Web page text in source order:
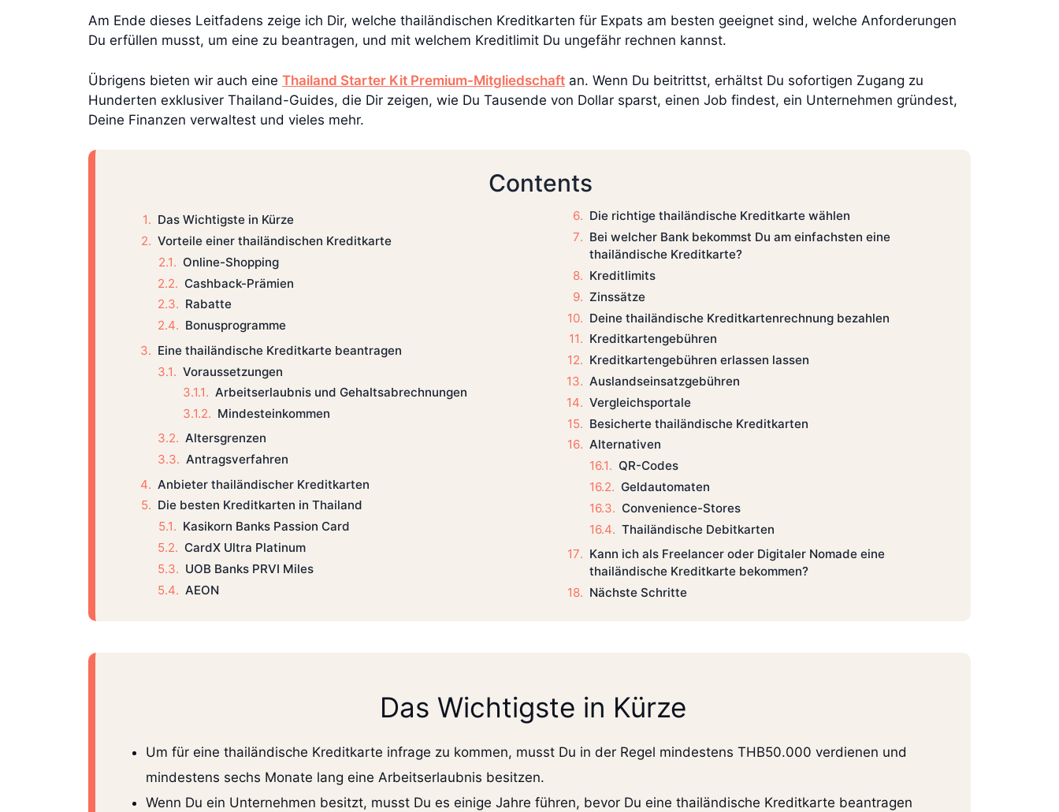
Am Ende dieses Leitfadens zeige ich Dir, welche thailändischen Kreditkarten für Expats am besten geeignet sind, welche Anforderungen
Du erfüllen musst, um eine zu beantragen, und mit welchem Kreditlimit Du ungefähr rechnen kannst.
Übrigens bieten wir auch eine Thailand Starter Kit Premium-Mitgliedschaft an. Wenn Du beitrittst, erhältst Du sofortigen Zugang zu
Hunderten exklusiver Thailand-Guides, die Dir zeigen, wie Du Tausende von Dollar sparst, einen Job findest, ein Unternehmen gründest,
Deine Finanzen verwaltest und vieles mehr.
Contents
Das Wichtigste in Kürze
Vorteile einer thailändischen Kreditkarte
Online-Shopping
Cashback-Prämien
Rabatte
Bonusprogramme
Eine thailändische Kreditkarte beantragen
Voraussetzungen
Arbeitserlaubnis und Gehaltsabrechnungen
Mindesteinkommen
Altersgrenzen
Antragsverfahren
Anbieter thailändischer Kreditkarten
Die besten Kreditkarten in Thailand
Kasikorn Banks Passion Card
CardX Ultra Platinum
UOB Banks PRVI Miles
AEON
Die richtige thailändische Kreditkarte wählen
Bei welcher Bank bekommst Du am einfachsten eine
thailändische Kreditkarte?
Kreditlimits
Zinssätze
Deine thailändische Kreditkartenrechnung bezahlen
Kreditkartengebühren
Kreditkartengebühren erlassen lassen
Auslandseinsatzgebühren
Vergleichsportale
Besicherte thailändische Kreditkarten
Alternativen
QR-Codes
Geldautomaten
Convenience-Stores
Thailändische Debitkarten
Kann ich als Freelancer oder Digitaler Nomade eine
thailändische Kreditkarte bekommen?
Nächste Schritte
Das Wichtigste in Kürze
Um für eine thailändische Kreditkarte infrage zu kommen, musst Du in der Regel mindestens THB50.000 verdienen und
mindestens sechs Monate lang eine Arbeitserlaubnis besitzen.
Wenn Du ein Unternehmen besitzt, musst Du es einige Jahre führen, bevor Du eine thailändische Kreditkarte beantragen